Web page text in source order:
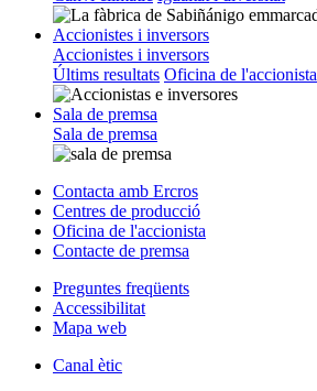
Accionistes i inversors
Accionistes i inversors
Últims resultats Oficina de l'accionista
Sala de premsa
Sala de premsa
Contacta amb Ercros
Centres de producció
Oficina de l'accionista
Contacte de premsa
Preguntes freqüents
Accessibilitat
Mapa web
Canal ètic